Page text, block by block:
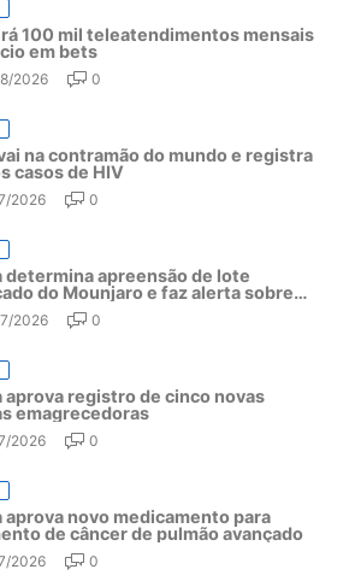
100 mil teleatendimentos mensais
em bets
2026 0
na contramão do mundo e registra
casos de HIV
2026 0
determina apreensão de lote
do Mounjaro e faz alerta sobre
medicamento
2026 0
aprova registro de cinco novas
emagrecedoras
2026 0
aprova novo medicamento para
de câncer de pulmão avançado
2026 0